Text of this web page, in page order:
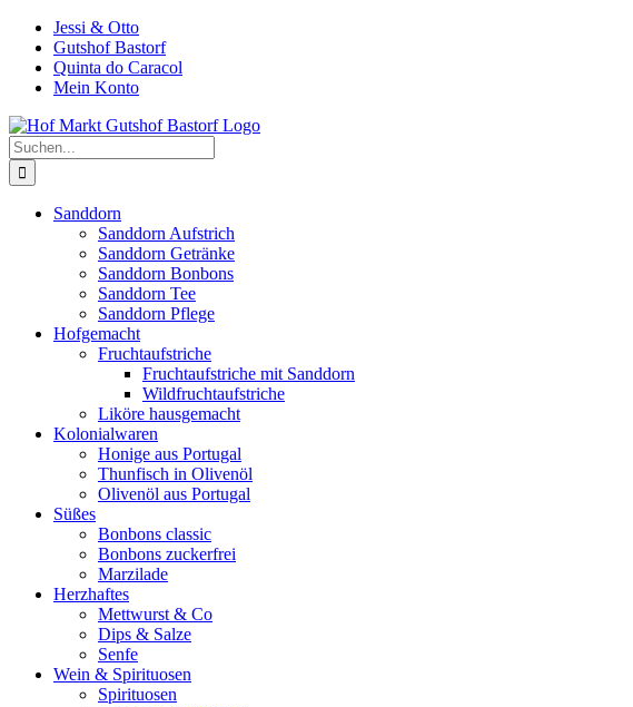
Zum
Inhalt
springen
Jessi & Otto
Gutshof Bastorf
Quinta do Caracol
Mein Konto
Suche
nach:
Sanddorn
Sanddorn Aufstrich
Sanddorn Getränke
Sanddorn Bonbons
Sanddorn Tee
Sanddorn Pflege
Hofgemacht
Fruchtaufstriche
Fruchtaufstriche mit Sanddorn
Wildfruchtaufstriche
Liköre hausgemacht
Kolonialwaren
Honige aus Portugal
Thunfisch in Olivenöl
Olivenöl aus Portugal
Süßes
Bonbons classic
Bonbons zuckerfrei
Marzilade
Herzhaftes
Mettwurst & Co
Dips & Salze
Senfe
Wein & Spirituosen
Spirituosen